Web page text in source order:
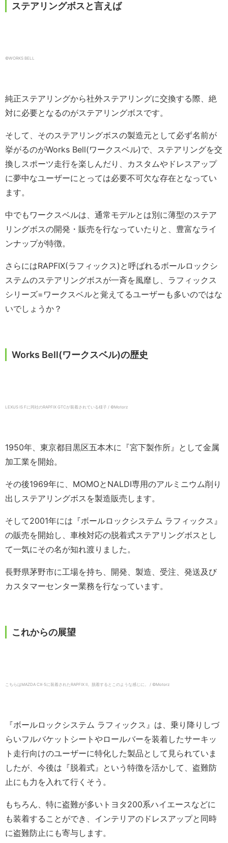
ステアリングボスと言えば
©️WORKS BELL
純正ステアリングから社外ステアリングに交換する際、絶
対に必要となるのがステアリングボスです。
そして、そのステアリングボスの製造元として必ず名前が
挙がるのがWorks Bell(ワークスベル)で、ステアリングを交
換しスポーツ走行を楽しんだり、カスタムやドレスアップ
に夢中なユーザーにとっては必要不可欠な存在となってい
ます。
中でもワークスベルは、通常モデルとは別に薄型のステア
リングボスの開発・販売を行なっていたりと、豊富なライ
ンナップが特徴。
さらにはRAPFIX(ラフィックス)と呼ばれるボールロックシ
ステムのステアリングボスが一斉を風靡し、ラフィックス
シリーズ=ワークスベルと覚えてるユーザーも多いのではな
いでしょうか？
Works Bell(ワークスベル)の歴史
LEXUS IS Fに同社のRAPFIX GTCが装着されている様子 / ©️Motorz
1950年、東京都目黒区五本木に『宮下製作所』として金属
加工業を開始。
その後1969年に、MOMOとNALDI専用のアルミニウム削り
出しステアリングボスを製造販売します。
そして2001年には『ボールロックシステム ラフィックス』
の販売を開始し、車検対応の脱着式ステアリングボスとし
て一気にその名が知れ渡りました。
長野県茅野市に工場を持ち、開発、製造、受注、発送及び
カスタマーセンター業務を行なっています。
これからの展望
こちらはMAZDA CX-5に装着されたRAPFIX Ⅱ。脱着するとこのような感じに。 / ©️Motorz
『ボールロックシステム ラフィックス』は、乗り降りしづ
らいフルバケットシートやロールバーを装着したサーキッ
ト走行向けのユーザーに特化した製品として見られていま
したが、今後は『脱着式』という特徴を活かして、盗難防
止にも力を入れて行くそう。
もちろん、特に盗難が多いトヨタ200系ハイエースなどに
も装着することができ、インテリアのドレスアップと同時
に盗難防止にも寄与します。